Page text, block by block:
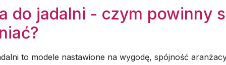
do jadalni - czym powinny
to modele nastawione na wygodę, spójność